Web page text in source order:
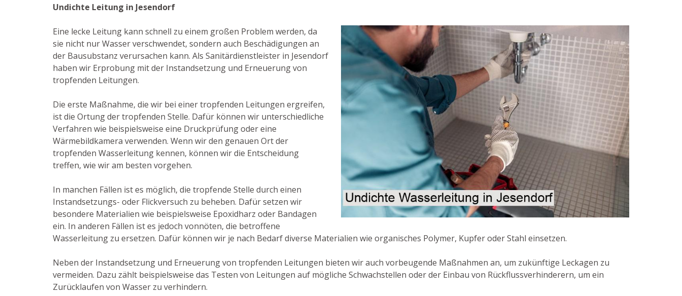
Undichte Leitung in Jesendorf
Eine lecke Leitung kann schnell zu einem großen Problem werden, da
sie nicht nur Wasser verschwendet, sondern auch Beschädigungen an
der Bausubstanz verursachen kann. Als Sanitärdienstleister in Jesendorf
haben wir Erprobung mit der Instandsetzung und Erneuerung von
tropfenden Leitungen.
Die erste Maßnahme, die wir bei einer tropfenden Leitungen ergreifen,
ist die Ortung der tropfenden Stelle. Dafür können wir unterschiedliche
Verfahren wie beispielsweise eine Druckprüfung oder eine
Wärmebildkamera verwenden. Wenn wir den genauen Ort der
tropfenden Wasserleitung kennen, können wir die Entscheidung
treffen, wie wir am besten vorgehen.
In manchen Fällen ist es möglich, die tropfende Stelle durch einen
Instandsetzungs- oder Flickversuch zu beheben. Dafür setzen wir
besondere Materialien wie beispielsweise Epoxidharz oder Bandagen
ein. In anderen Fällen ist es jedoch vonnöten, die betroffene
Wasserleitung zu ersetzen. Dafür können wir je nach Bedarf diverse Materialien wie organisches Polymer, Kupfer oder Stahl einsetzen.
Neben der Instandsetzung und Erneuerung von tropfenden Leitungen bieten wir auch vorbeugende Maßnahmen an, um zukünftige Leckagen zu
vermeiden. Dazu zählt beispielsweise das Testen von Leitungen auf mögliche Schwachstellen oder der Einbau von Rückflussverhinderern, um ein
Zurücklaufen von Wasser zu verhindern.